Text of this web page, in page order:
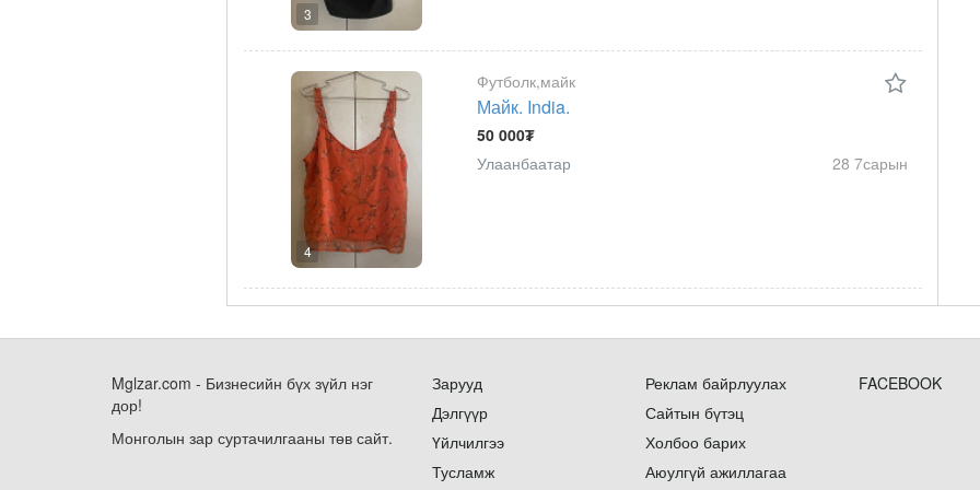
3
4
Футболк,майк
Майк. India.
50 000₮
Улаанбаатар
28 7сарын
Mglzar.com - Бизнесийн бүх зүйл нэг
дор!
Монголын зар суртачилгааны төв сайт.
Зарууд
Дэлгүүр
Үйлчилгээ
Тусламж
Реклам байрлуулах
Сайтын бүтэц
Холбоо барих
Аюулгүй ажиллагаа
FACEBOOK